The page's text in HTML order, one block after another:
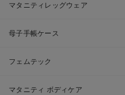
マタニティレッグウェア
母子手帳ケース
フェムテック
マタニティ ボディケア